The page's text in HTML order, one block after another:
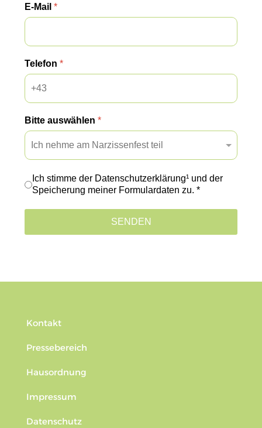
E-Mail*
Telefon*
Bitte auswählen*
Ich stimme der Datenschutzerklärung¹ und der
Speicherung meiner Formulardaten zu. *
SENDEN
Kontakt
Pressebereich
Hausordnung
Impressum
Datenschutz